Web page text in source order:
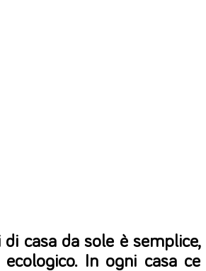
casa da sole è semplice,
In ogni casa ce